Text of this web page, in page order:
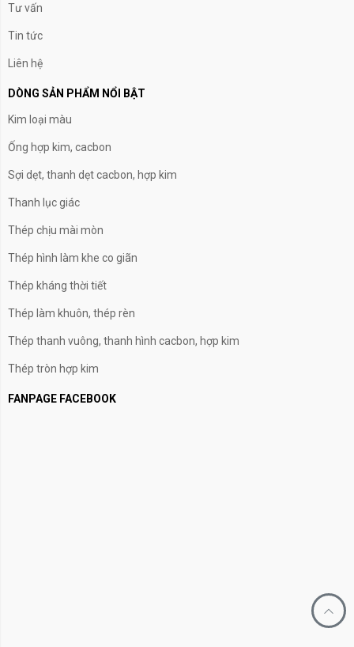
Tư vấn
Tin tức
Liên hệ
DÒNG SẢN PHẨM NỔI BẬT
Kim loại màu
Ống hợp kim, cacbon
Sợi dẹt, thanh dẹt cacbon, hợp kim
Thanh lục giác
Thép chịu mài mòn
Thép hình làm khe co giãn
Thép kháng thời tiết
Thép làm khuôn, thép rèn
Thép thanh vuông, thanh hình cacbon, hợp kim
Thép tròn hợp kim
FANPAGE FACEBOOK